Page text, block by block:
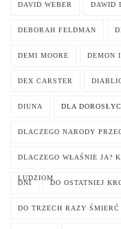
DAVID WEBER DAWID
DEBORAH FELDMAN
DEMI MOORE DEMON
DEX CARSTER
DIUNA DLA
DLACZEGO NARODY
DLACZEGO WŁAŚNIE JA?
LUDZIOM
DNI DO OSTATNIEJ
DO TRZECH RAZY ŚMIERĆ